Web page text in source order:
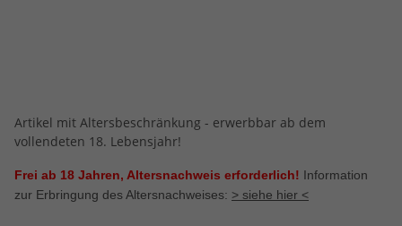
Artikel mit Altersbeschränkung - erwerbbar ab dem
vollendeten 18. Lebensjahr!
Frei ab 18 Jahren, Altersnachweis erforderlich! Information
zur Erbringung des Altersnachweises: > siehe hier <